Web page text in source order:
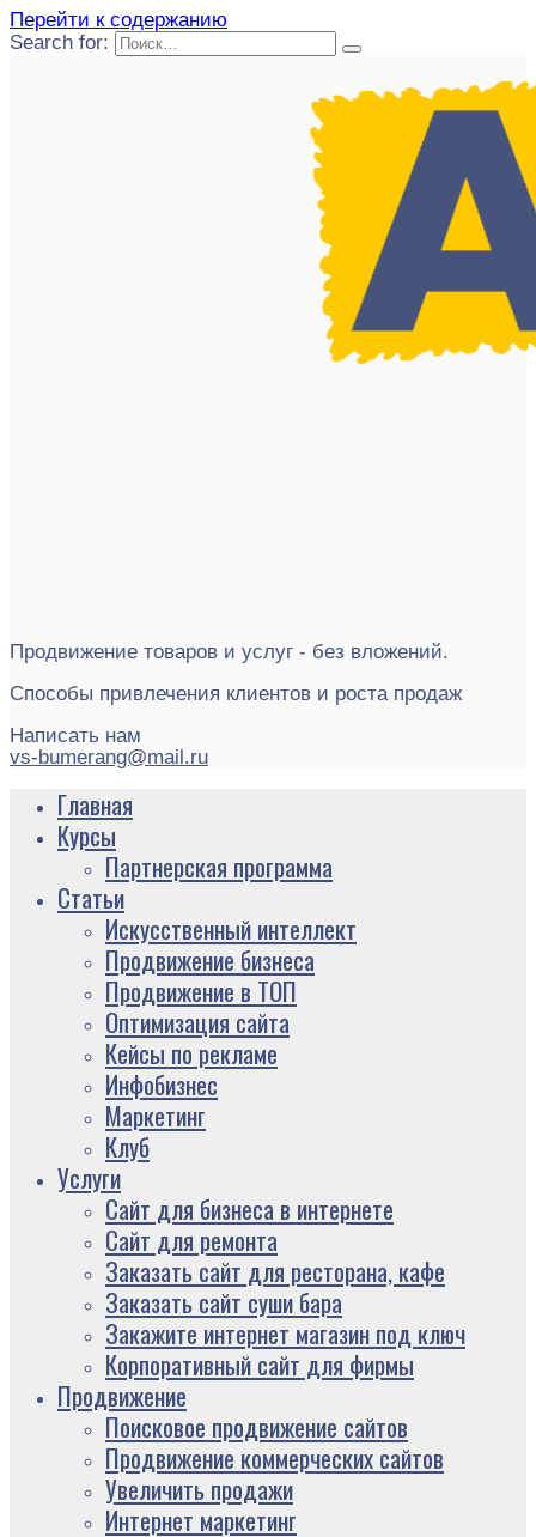
Перейти к содержанию
Search for:
Продвижение товаров и услуг - без вложений.
Способы привлечения клиентов и роста продаж
Написать нам
vs-bumerang@mail.ru
Главная
Курсы
Партнерская программа
Статьи
Искусственный интеллект
Продвижение бизнеса
Продвижение в ТОП
Оптимизация сайта
Кейсы по рекламе
Инфобизнес
Маркетинг
Клуб
Услуги
Сайт для бизнеса в интернете
Сайт для ремонта
Заказать сайт для ресторана, кафе
Заказать сайт суши бара
Закажите интернет магазин под ключ
Корпоративный сайт для фирмы
Продвижение
Поисковое продвижение сайтов
Продвижение коммерческих сайтов
Увеличить продажи
Интернет маркетинг